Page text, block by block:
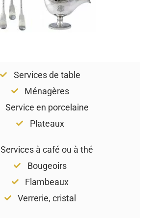
Services de table
Ménagères
Service en porcelaine
Plateaux
Services à café ou à thé
Bougeoirs
Flambeaux
Verrerie, cristal